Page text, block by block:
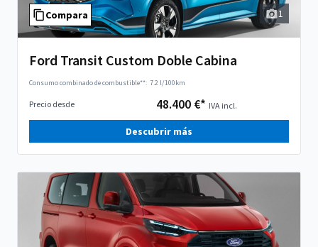
Compara 1
Ford Transit Custom Doble Cabina
Consumo combinado de combustible**: 7.2 l/100km
Precio desde 48.400 €* IVA incl.
Descubrir más